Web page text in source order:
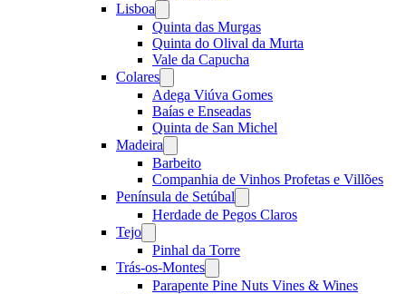
Lisboa
menu
Quinta das Murgas
Quinta do Olival da Murta
Vale da Capucha
Colares
menu
Adega Viúva Gomes
Baías e Enseadas
Quinta de San Michel
Madeira
menu
Barbeito
Companhia de Vinhos Profetas e Villões
Península de Setúbal
menu
Herdade de Pegos Claros
Tejo
menu
Pinhal da Torre
Trás-os-Montes
menu
Parapente Pine Nuts Vines & Wines